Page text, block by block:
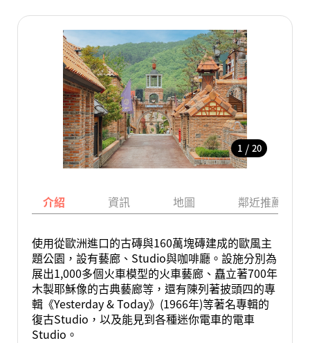
1 / 20
介紹 資訊 地圖 鄰近推薦景點
使用從歐洲進口的古磚與160萬塊磚建成的歐風主
題公園，設有藝廊、Studio與咖啡廳。設施分別為
展出1,000多個火車模型的火車藝廊、矗立著700年
木製耶穌像的古典藝廊等，還有陳列著披頭四的專
輯《Yesterday & Today》(1966年)等著名專輯的
復古Studio，以及能見到各種迷你電車的電車
Studio。